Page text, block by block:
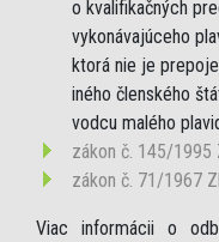
o kvalifikačných
vykonávajúceho
ktorá nie je
iného členského
vodcu malého
zákon č. 145/1995
zákon č. 71/1967
Viac informácii o